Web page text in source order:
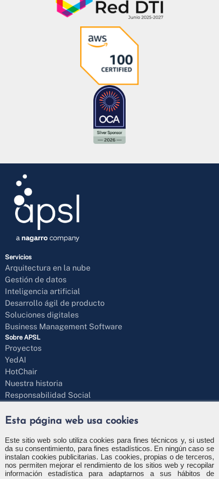
Servicios
Arquitectura en la nube
Gestión de datos
Inteligencia artificial
Desarrollo ágil de producto
Soluciones digitales
Business Management Software
Sobre APSL
Proyectos
YedAI
HotChair
Nuestra historia
Responsabilidad Social
¿Hablamos?
Formulario de contacto
+34 971 43 97 71
info@apsl.net
Esta página web usa cookies
Este sitio web solo utiliza cookies para fines técnicos y, si usted
da su consentimiento, para fines estadísticos. En ningún caso se
instalan cookies publicitarias. Las cookies, propias o de terceros,
nos permiten mejorar el rendimiento de los sitios web y recopilar
información estadística para adaptarnos a sus hábitos de